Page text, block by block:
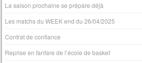
La saison prochaine se prépare déjà
Les matchs du WEEK end du 26/04/2025
Contrat de confiance
Reprise en fanfare de l’école de basket